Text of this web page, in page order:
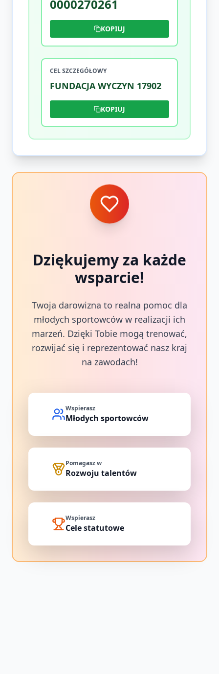
0000270261
KOPIUJ
CEL SZCZEGÓŁOWY
FUNDACJA WYCZYN 17902
KOPIUJ
Dziękujemy za każde
wsparcie!
Twoja darowizna to realna pomoc dla
młodych sportowców w realizacji ich
marzeń. Dzięki Tobie mogą trenować,
rozwijać się i reprezentować nasz kraj
na zawodach!
Wspierasz
Młodych sportowców
Pomagasz w
Rozwoju talentów
Wspierasz
Cele statutowe